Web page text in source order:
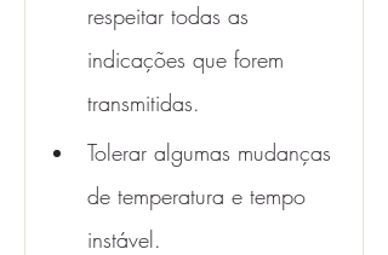
respeitar todas as
indicações que forem
transmitidas.
Tolerar algumas mudanças
de temperatura e tempo
instável.